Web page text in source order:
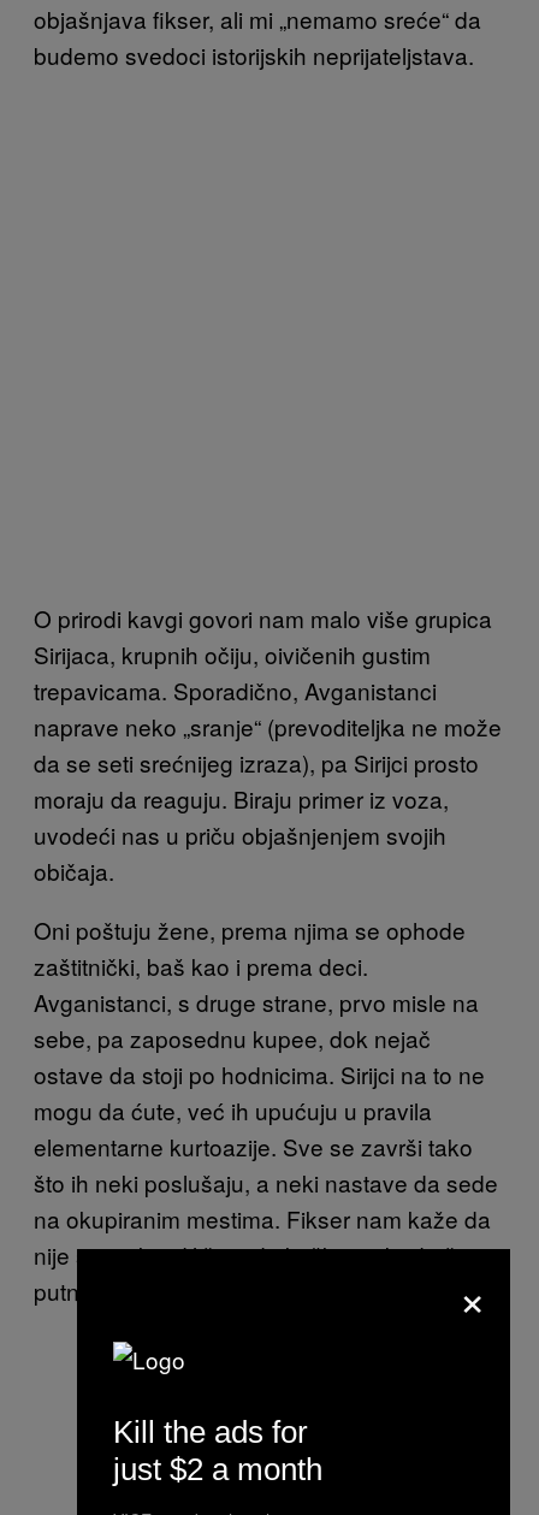
objašnjava fikser, ali mi „nemamo sreće“ da
budemo svedoci istorijskih neprijateljstava.
O prirodi kavgi govori nam malo više grupica
Sirijaca, krupnih očiju, oivičenih gustim
trepavicama. Sporadično, Avganistanci
naprave neko „sranje“ (prevoditeljka ne može
da se seti srećnijeg izraza), pa Sirijci prosto
moraju da reaguju. Biraju primer iz voza,
uvodeći nas u priču objašnjenjem svojih
običaja.
Oni poštuju žene, prema njima se ophode
zaštitnički, baš kao i prema deci.
Avganistanci, s druge strane, prvo misle na
sebe, pa zaposednu kupee, dok nejač
ostave da stoji po hodnicima. Sirijci na to ne
mogu da ćute, već ih upućuju u pravila
elementarne kurtoazije. Sve se završi tako
što ih neki poslušaju, a neki nastave da sede
na okupiranim mestima. Fikser nam kaže da
nije sve tako idilično, da koškanja bude čim
putnici nisu u pokretu. Čim se malo odmore.
×
Kill the ads for
just $2 a month